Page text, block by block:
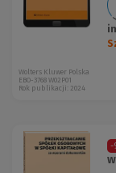
Wolters Kluwer Polska
EBO-3768 W02P01
Rok publikacji: 2024
-